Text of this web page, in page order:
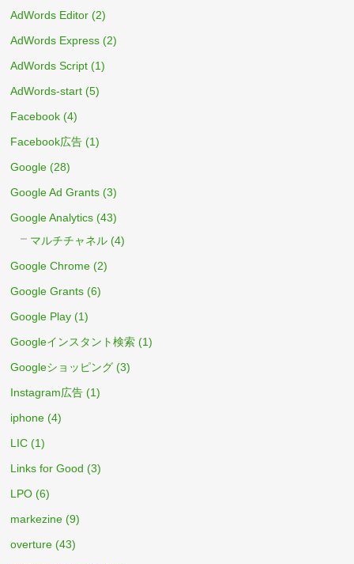
AdWords Editor (2)
AdWords Express (2)
AdWords Script (1)
AdWords-start (5)
Facebook (4)
Facebook広告 (1)
Google (28)
Google Ad Grants (3)
Google Analytics (43)
マルチチャネル (4)
Google Chrome (2)
Google Grants (6)
Google Play (1)
Googleインスタント検索 (1)
Googleショッピング (3)
Instagram広告 (1)
iphone (4)
LIC (1)
Links for Good (3)
LPO (6)
markezine (9)
overture (43)